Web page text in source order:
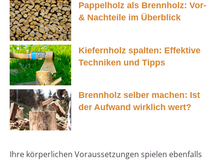
Pappelholz als Brennholz: Vor-
& Nachteile im Überblick
Kiefernholz spalten: Effektive
Techniken und Tipps
Brennholz selber machen: Ist
der Aufwand wirklich wert?
Ihre körperlichen Voraussetzungen spielen ebenfalls